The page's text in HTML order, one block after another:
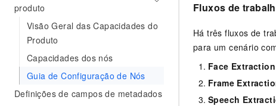
produto
Visão Geral das Capacidades do
Produto
Capacidades dos nós
Guia de Configuração de Nós
Definições de campos de metadados
Fluxos de
Há três fluxos de
para um cenário
Face
Frame
Speech